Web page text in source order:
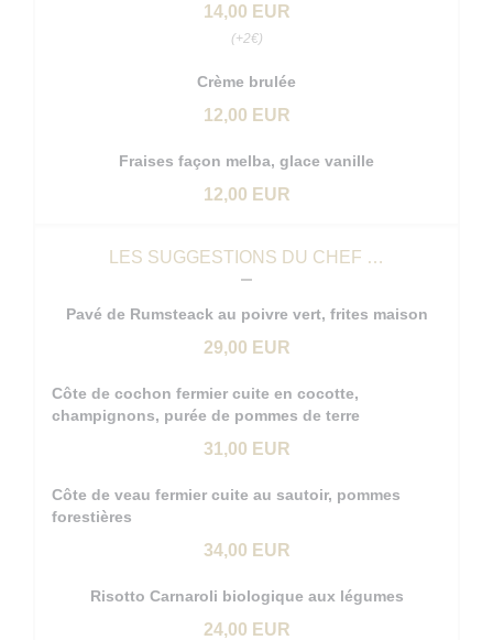
14,00 EUR
(+2€)
Crème brulée
12,00 EUR
Fraises façon melba, glace vanille
12,00 EUR
LES SUGGESTIONS DU CHEF …
Pavé de Rumsteack au poivre vert, frites maison
29,00 EUR
Côte de cochon fermier cuite en cocotte,
champignons, purée de pommes de terre
31,00 EUR
Côte de veau fermier cuite au sautoir, pommes
forestières
34,00 EUR
Risotto Carnaroli biologique aux légumes
24,00 EUR